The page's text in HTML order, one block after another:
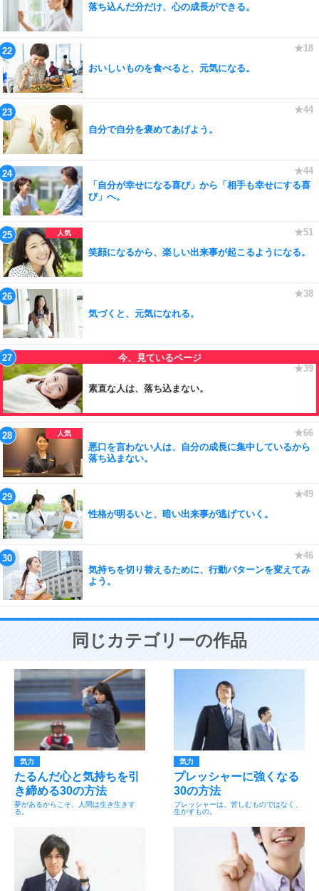
落ち込んだ分だけ、心の成長ができる。
おいしいものを食べると、元気になる。
自分で自分を褒めてあげよう。
「自分が幸せになる喜び」から「相手も幸せにする喜
び」へ。
笑顔になるから、楽しい出来事が起こるようになる。
気づくと、元気になれる。
素直な人は、落ち込まない。
悪口を言わない人は、自分の成長に集中しているから
落ち込まない。
性格が明るいと、暗い出来事が逃げていく。
気持ちを切り替えるために、行動パターンを変えてみ
よう。
同じカテゴリーの作品
気力
たるんだ心と気持ちを引
き締める30の方法
夢があるからこそ、人間は生き生きす
る。
気力
プレッシャーに強くなる
30の方法
プレッシャーは、苦しむものではなく、
生かすもの。